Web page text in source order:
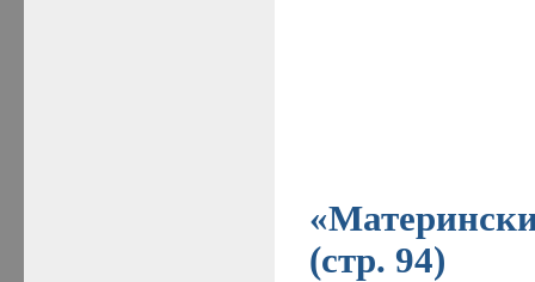
(стр. 94)